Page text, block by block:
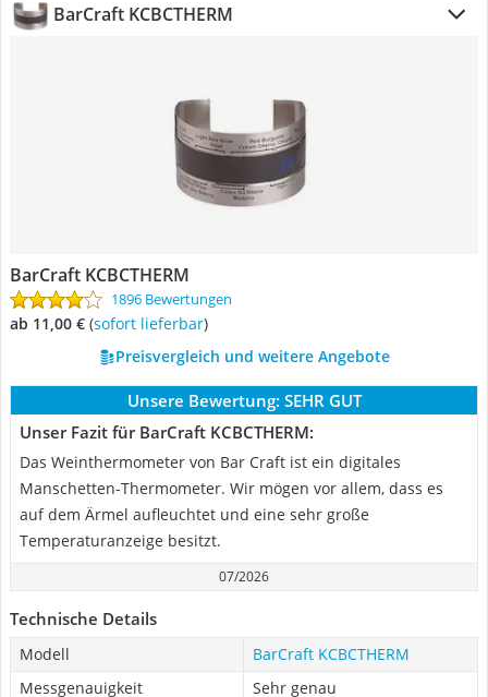
BarCraft KCBCTHERM
BarCraft KCBCTHERM
1896 Bewertungen
ab 11,00 € ( Sofort lieferbar)
Preisvergleich und weitere Angebote
Unsere Bewertung: SEHR GUT
Unser Fazit für BarCraft KCBCTHERM:
Das Weinthermometer von Bar Craft ist ein digitales
Manschetten-Thermometer. Wir mögen vor allem, dass es
auf dem Ärmel aufleuchtet und eine sehr große
Temperaturanzeige besitzt.
07/2026
Technische Details
Modell
BarCraft KCBCTHERM
Messgenauigkeit
Sehr genau